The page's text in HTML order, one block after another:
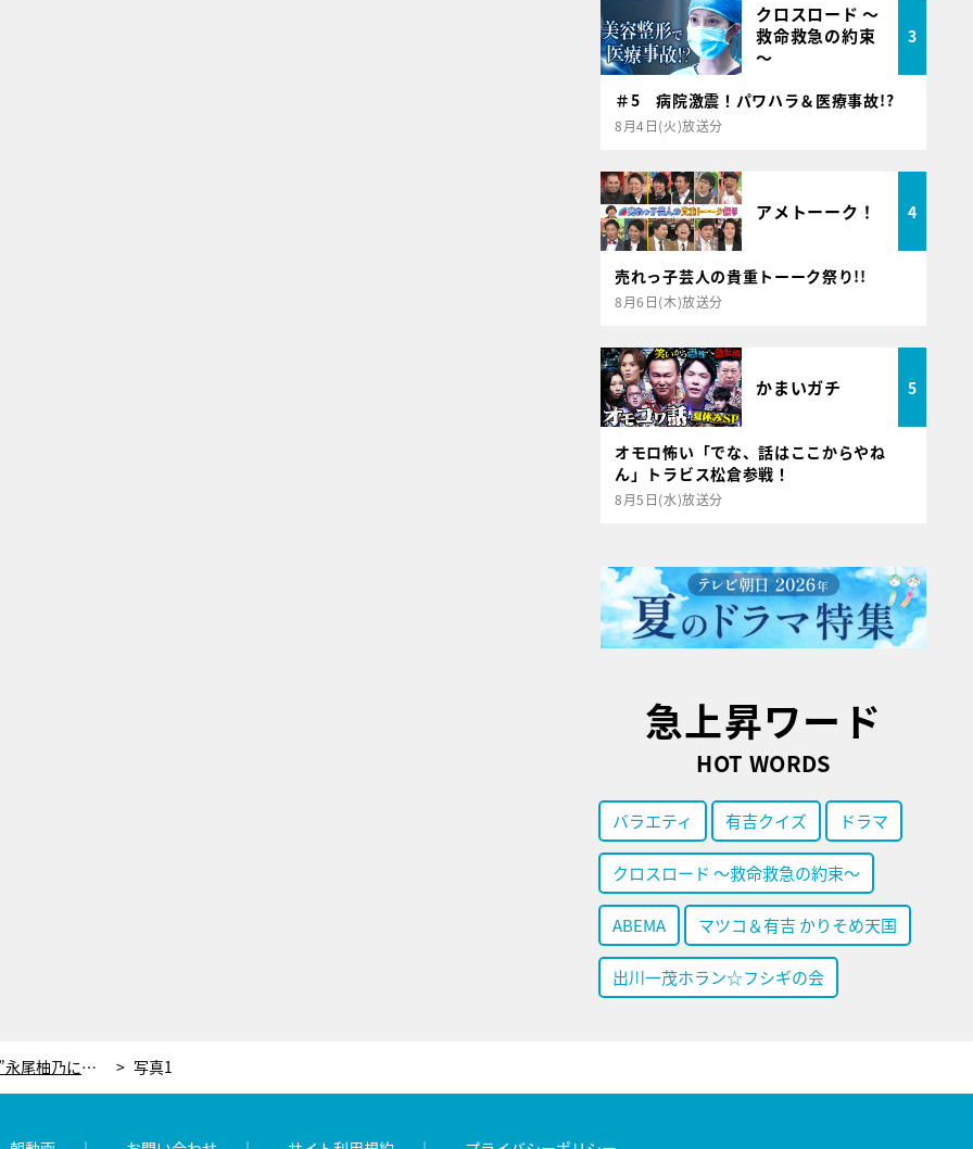
クロスロード ～
救命救急の約束
～
3
＃5 病院激震！パワハラ＆医療事故!?
8月4日(火)放送分
アメトーーク！ 4
売れっ子芸人の貴重トーーク祭り!!
8月6日(木)放送分
かまいガチ 5
オモロ怖い「でな、話はここからやね
ん」トラビス松倉参戦！
8月5日(水)放送分
急上昇ワード
HOT WORDS
バラエティ 有吉クイズ ドラマ
クロスロード ～救命救急の約束～
ABEMA マツコ＆有吉 かりそめ天国
出川一茂ホラン☆フシギの会
“黒幕”安達祐実、最終回で“天才”永尾柚乃に戦慄芝居連発！「まさに怪演」「やっぱりすごい」＜誘拐の日＞ 写真1